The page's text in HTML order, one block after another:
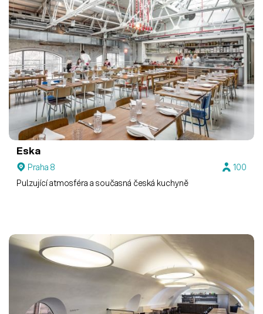
Eska
Praha 8
100
Pulzující atmosféra a současná česká kuchyně